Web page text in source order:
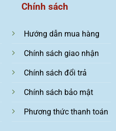
Chính sách
Hướng dẫn mua hàng
Chính sách giao nhận
Chính sách đổi trả
Chính sách bảo mật
Phương thức thanh toán